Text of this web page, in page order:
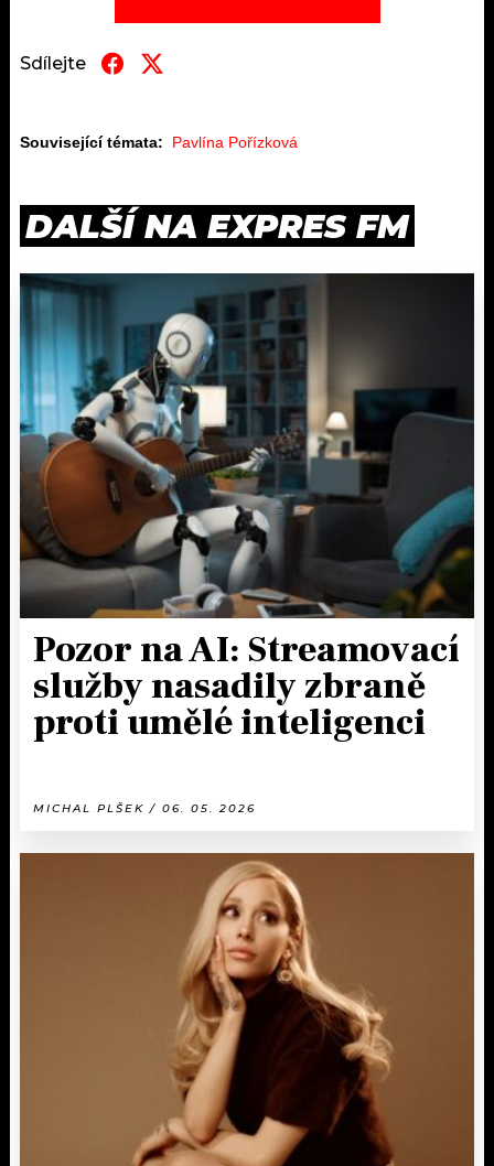
Sdílejte
Související témata: Pavlína Pořízková
DALŠÍ NA EXPRES FM
Pozor na AI: Streamovací
služby nasadily zbraně
proti umělé inteligenci
MICHAL PLŠEK / 06. 05. 2026